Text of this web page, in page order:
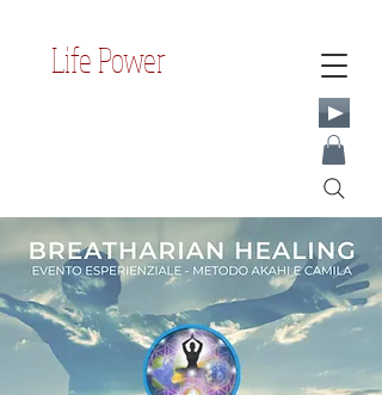
Life Power